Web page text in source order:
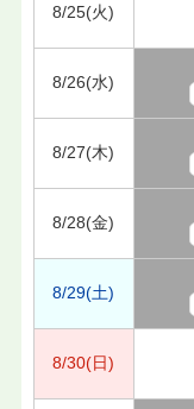
8/25(火)
8/26(水)
8/27(木)
8/28(金)
8/29(土)
8/30(日)